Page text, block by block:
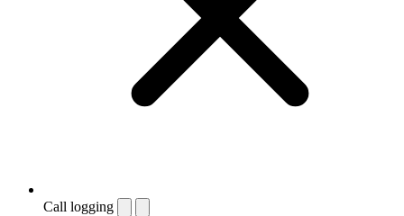
Call logging